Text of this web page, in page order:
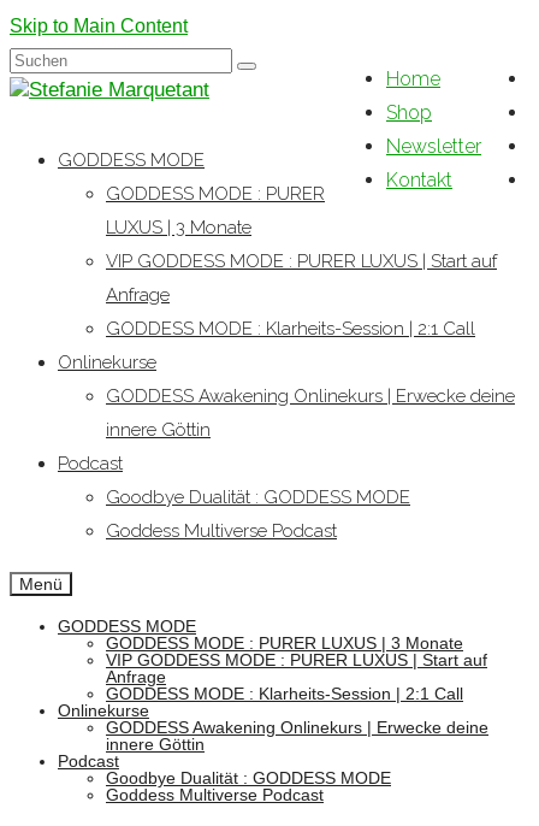
Skip to Main Content
Home
Shop
Newsletter
Kontakt
Suchen
nach:
GODDESS MODE
GODDESS MODE : PURER
LUXUS | 3 Monate
VIP GODDESS MODE : PURER LUXUS | Start auf
Anfrage
GODDESS MODE : Klarheits-Session | 2:1 Call
Onlinekurse
GODDESS Awakening Onlinekurs | Erwecke deine
innere Göttin
Podcast
Goodbye Dualität : GODDESS MODE
Goddess Multiverse Podcast
Menü
GODDESS MODE
GODDESS MODE : PURER LUXUS | 3 Monate
VIP GODDESS MODE : PURER LUXUS | Start auf
Anfrage
GODDESS MODE : Klarheits-Session | 2:1 Call
Onlinekurse
GODDESS Awakening Onlinekurs | Erwecke deine
innere Göttin
Podcast
Goodbye Dualität : GODDESS MODE
Goddess Multiverse Podcast